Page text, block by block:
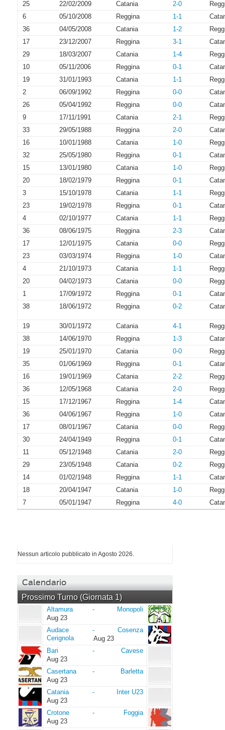
25
22/02/2009 Catania 2-0
6
05/10/2008 Reggina 1-1
36
04/05/2008 Catania 1-2
17
23/12/2007 Reggina 3-1
29
18/03/2007 Catania 1-4
10
05/11/2006 Reggina 0-1
19
31/01/1993 Catania 1-1
2
06/09/1992 Reggina 0-0
26
05/04/1992 Reggina 0-0
9
17/11/1991 Catania 2-1
33
29/05/1988 Reggina 2-0
16
10/01/1988 Catania 1-0
32
25/05/1980 Reggina 0-1
15
13/01/1980 Catania 1-0
20
18/02/1979 Reggina 0-1
3
15/10/1978 Catania 1-1
23
19/02/1978 Reggina 0-1
4
02/10/1977 Catania 1-1
36
08/06/1975 Reggina 2-3
17
12/01/1975 Catania 0-0
23
03/03/1974 Reggina 1-0
4
21/10/1973 Catania 1-1
20
04/02/1973 Catania 0-0
1
17/09/1972 Reggina 0-1
38
18/06/1972 Reggina 0-2
19 30/01/1972 Catania 4-1
38
14/06/1970 Reggina 1-3
19
25/01/1970 Catania 0-0
35
01/06/1969 Reggina 0-1
16
19/01/1969 Catania 2-2
36
12/05/1968 Catania 2-0
15
17/12/1967 Reggina 1-4
36
04/06/1967 Reggina 1-0
17
08/01/1967 Catania 0-0
30
24/04/1949 Reggina 0-1
11
05/12/1948 Catania 2-0
29
23/05/1948 Catania 0-2
14
01/02/1948 Reggina 1-1
18
20/04/1947 Catania 1-0
7
05/01/1947 Reggina 4-0
Nessun articolo pubblicato in Agosto 2026.
Calendario
Prossimo Turno (Giornata 1)
Altamura
Altamura -
Monopoli
Aug 23
Audace
Cerignola
Audace
Cerignola
-
Cosenza
Aug 23
Bari
Bari -
Cavese
Aug 23
Casertana
Casertana -
Barletta
Aug 23
Catania
Catania -
Inter U23
Aug 23
Crotone
Crotone -
Foggia
Aug 23